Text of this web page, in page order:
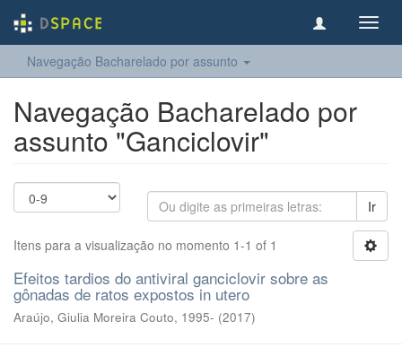
Navegação Bacharelado por assunto
Navegação Bacharelado por
assunto "Ganciclovir"
Ir
Itens para a visualização no momento 1-1 of 1
Efeitos tardios do antiviral ganciclovir sobre as
gônadas de ratos expostos in utero
Araújo, Giulia Moreira Couto, 1995- (2017)